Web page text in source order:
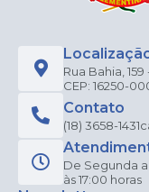
Rua Bahia,
CEP: 16250-
Contato
(18) 3658-1431
De Segunda a
às 17:00 horas